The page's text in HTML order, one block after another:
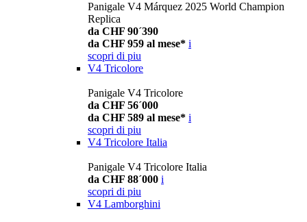
Panigale V4 Márquez 2025 World Champion
Replica
da CHF 90´390
da CHF 959 al mese* i
scopri di piu
V4 Tricolore
Panigale V4 Tricolore
da CHF 56´000
da CHF 589 al mese* i
scopri di piu
V4 Tricolore Italia
Panigale V4 Tricolore Italia
da CHF 88´000 i
scopri di piu
V4 Lamborghini